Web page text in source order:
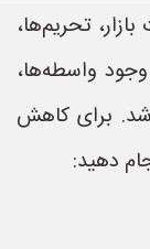
تحریم‌ها،
واسطه‌ها،
برای کاهش
دهید: